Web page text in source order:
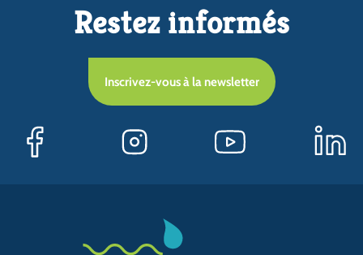
Restez informés
Inscrivez-vous à la newsletter